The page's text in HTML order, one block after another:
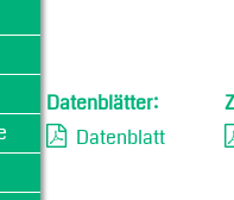
Datenblätter:
Datenblatt